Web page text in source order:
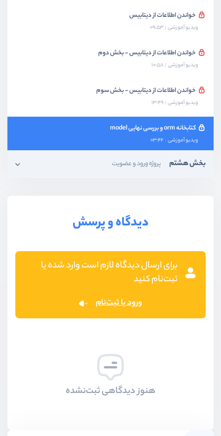
خواندن اطلاعات از دیتابیس
ویدیو آموزشی 09:53
خواندن اطلاعات از دیتابیس - بخش دوم
ویدیو آموزشی 10:58
خواندن اطلاعات از دیتابیس - بخش سوم
ویدیو آموزشی 13:49
کتابخانه‌ orm و بررسی نهایی model
ویدیو آموزشی 03:42
بخش هشتم پروژه ورود و عضویت
دیدگاه و پرسش
برای ارسال دیدگاه لازم است وارد شده یا
ثبت‌نام کنید
ورود یا ثبت‌نام
هنوز دیدگاهی ثبت‌نشده